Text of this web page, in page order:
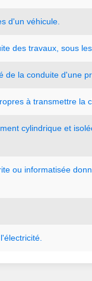
d'un véhicule.
des travaux sous les
de la conduite d'une
à transmettre la
cylindrique et
ou informatisée
l'électricité.